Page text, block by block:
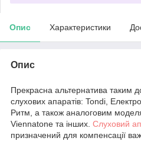
Опис Характеристики
Опис
Прекрасна альтернатива таким
слухових апаратів: Tondi,
Ритм, а також аналоговим
Viennatone та інших. Слуховий
призначений для компенсації